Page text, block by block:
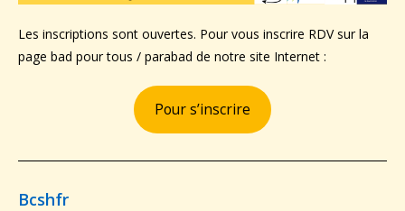
Les inscriptions sont ouvertes. Pour vous inscrire RDV sur la
page bad pour tous / parabad de notre site Internet :
Pour s’inscrire
Bcshfr